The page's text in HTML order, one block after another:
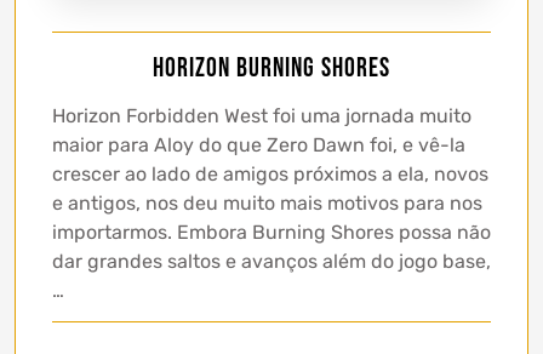
Horizon Burning Shores
Horizon Forbidden West foi uma jornada muito
maior para Aloy do que Zero Dawn foi, e vê-la
crescer ao lado de amigos próximos a ela, novos
e antigos, nos deu muito mais motivos para nos
importarmos. Embora Burning Shores possa não
dar grandes saltos e avanços além do jogo base,
…